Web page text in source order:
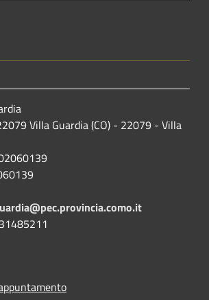
Villa Guardia (CO) - 22079 - Villa